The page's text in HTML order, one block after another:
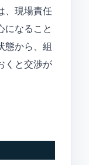
、現場責任
になること
態から、組
くと交渉が